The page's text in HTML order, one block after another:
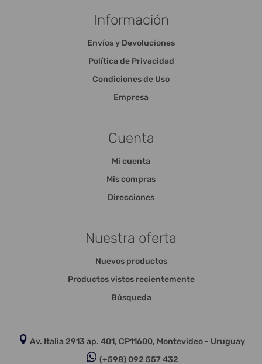
Información
Envíos y Devoluciones
Política de Privacidad
Condiciones de Uso
Empresa
Cuenta
Mi cuenta
Mis compras
Direcciones
Nuestra oferta
Nuevos productos
Productos vistos recientemente
Búsqueda
Av. Italia 2913 ap. 401, CP11600, Montevideo - Uruguay
(+598) 092 557 432